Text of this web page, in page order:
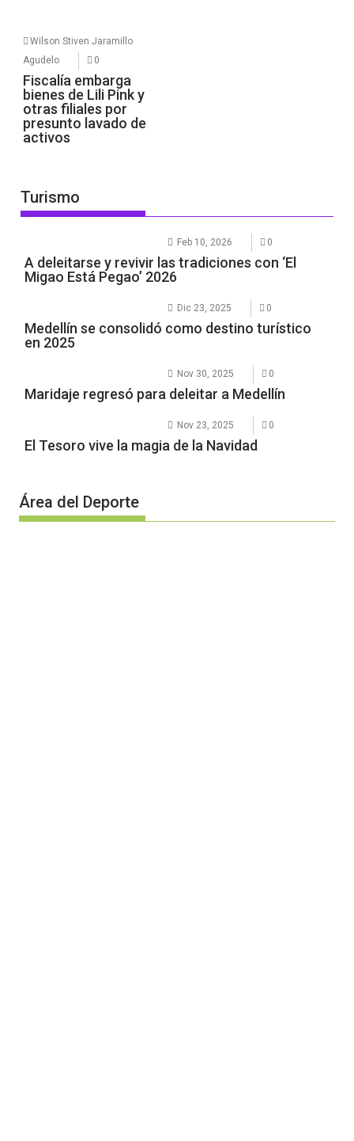
Wilson Stiven Jaramillo
Agudelo
0
Fiscalía embarga
bienes de Lili Pink y
otras filiales por
presunto lavado de
activos
Turismo
Feb 10, 2026 0
A deleitarse y revivir las tradiciones con ‘El
Migao Está Pegao’ 2026
Dic 23, 2025 0
Medellín se consolidó como destino turístico
en 2025
Nov 30, 2025 0
Maridaje regresó para deleitar a Medellín
Nov 23, 2025 0
El Tesoro vive la magia de la Navidad
Área del Deporte